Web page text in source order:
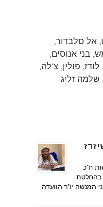
, אל סלבדור,
, בני אנוסים,
לודז, פולין, צ'לה,
שלמה זליג
ח"כ
בהחלטת
המנשה יו"ר הוועדה